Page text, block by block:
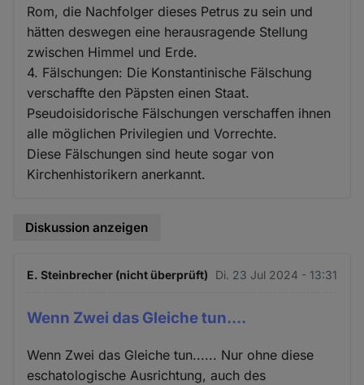
Rom, die Nachfolger dieses Petrus zu sein und
hätten deswegen eine herausragende Stellung
zwischen Himmel und Erde.
4. Fälschungen: Die Konstantinische Fälschung
verschaffte den Päpsten einen Staat.
Pseudoisidorische Fälschungen verschaffen ihnen
alle möglichen Privilegien und Vorrechte.
Diese Fälschungen sind heute sogar von
Kirchenhistorikern anerkannt.
Diskussion anzeigen
E. Steinbrecher (nicht überprüft) Di. 23 Jul 2024 - 13:31
Wenn Zwei das Gleiche tun....
Wenn Zwei das Gleiche tun...... Nur ohne diese
eschatologische Ausrichtung, auch des